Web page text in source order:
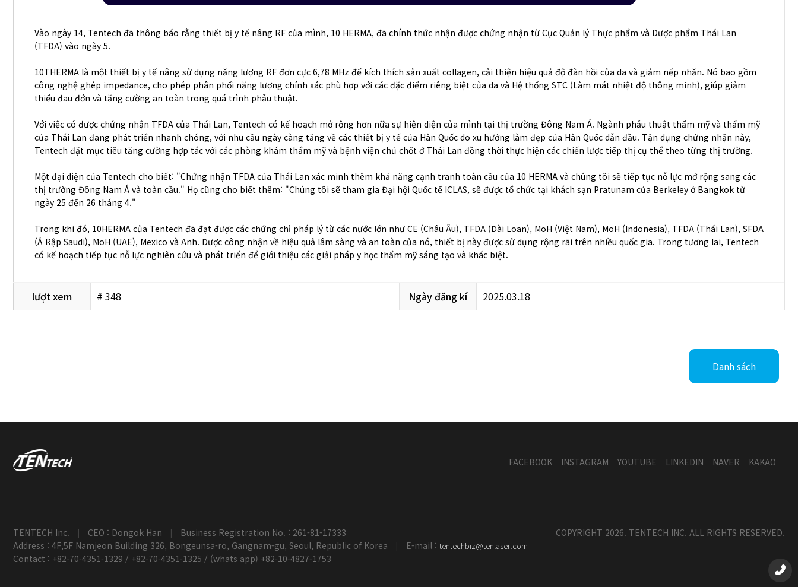
Vào ngày 14, Tentech đã thông báo rằng thiết bị y tế nâng RF của mình, 10 HERMA, đã chính thức nhận được chứng nhận từ Cục Quản lý Thực phẩm và Dược phẩm Thái Lan
(TFDA) vào ngày 5.
10THERMA là một thiết bị y tế nâng sử dụng năng lượng RF đơn cực 6,78 MHz để kích thích sản xuất collagen, cải thiện hiệu quả độ đàn hồi của da và giảm nếp nhăn. Nó bao gồm
công nghệ ghép impedance, cho phép phân phối năng lượng chính xác phù hợp với các đặc điểm riêng biệt của da và Hệ thống STC (Làm mát nhiệt độ thông minh), giúp giảm
thiểu đau đớn và tăng cường an toàn trong quá trình phẫu thuật.
Với việc có được chứng nhận TFDA của Thái Lan, Tentech có kế hoạch mở rộng hơn nữa sự hiện diện của mình tại thị trường Đông Nam Á. Ngành phẫu thuật thẩm mỹ và thẩm mỹ
của Thái Lan đang phát triển nhanh chóng, với nhu cầu ngày càng tăng về các thiết bị y tế của Hàn Quốc do xu hướng làm đẹp của Hàn Quốc dẫn đầu. Tận dụng chứng nhận này,
Tentech đặt mục tiêu tăng cường hợp tác với các phòng khám thẩm mỹ và bệnh viện chủ chốt ở Thái Lan đồng thời thực hiện các chiến lược tiếp thị cụ thể theo từng thị trường.
Một đại diện của Tentech cho biết: "Chứng nhận TFDA của Thái Lan xác minh thêm khả năng cạnh tranh toàn cầu của 10 HERMA và chúng tôi sẽ tiếp tục nỗ lực mở rộng sang các
thị trường Đông Nam Á và toàn cầu." Họ cũng cho biết thêm: "Chúng tôi sẽ tham gia Đại hội Quốc tế ICLAS, sẽ được tổ chức tại khách sạn Pratunam của Berkeley ở Bangkok từ
ngày 25 đến 26 tháng 4."
Trong khi đó, 10HERMA của Tentech đã đạt được các chứng chỉ pháp lý từ các nước lớn như CE (Châu Âu), TFDA (Đài Loan), MoH (Việt Nam), MoH (Indonesia), TFDA (Thái Lan), SFDA
(Ả Rập Saudi), MoH (UAE), Mexico và Anh. Được công nhận về hiệu quả lâm sàng và an toàn của nó, thiết bị này được sử dụng rộng rãi trên nhiều quốc gia. Trong tương lai, Tentech
có kế hoạch tiếp tục nỗ lực nghiên cứu và phát triển để giới thiệu các giải pháp y học thẩm mỹ sáng tạo và khác biệt.
lượt xem # 348 Ngày đăng kí 2025.03.18
Danh sách
FACEBOOK INSTAGRAM YOUTUBE LINKEDIN NAVER KAKAO
TENTECH Inc. | CEO : Dongok Han |
Business Registration No. : 261-81-17333
Address : 4F,5F Namjeon Building 326, Bongeunsa-ro, Gangnam-gu, Seoul, Republic of Korea
| E-mail : tentechbiz@tenlaser.com
Contact : +82-70-4351-1329 / +82-70-4351-1325 / (whats app) +82-10-4827-1753
COPYRIGHT 2026. TENTECH INC. ALL RIGHTS RESERVED.